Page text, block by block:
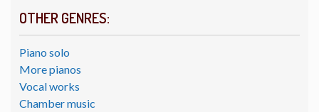
OTHER GENRES:
Piano solo
More pianos
Vocal works
Chamber music